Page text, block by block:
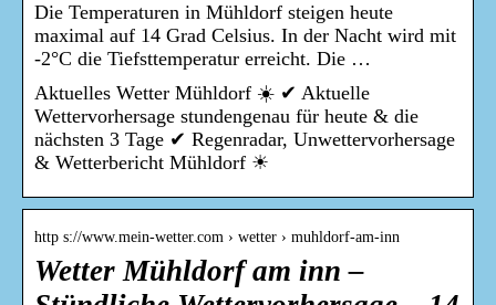
Die Temperaturen in Mühldorf steigen heute
maximal auf 14 Grad Celsius. In der Nacht wird mit
-2°C die Tiefsttemperatur erreicht. Die …
Aktuelles Wetter Mühldorf ☀️ ✔ Aktuelle
Wettervorhersage stundengenau für heute & die
nächsten 3 Tage ✔ Regenradar, Unwettervorhersage
& Wetterbericht Mühldorf ☀
http s://www.mein-wetter.com › wetter › muhldorf-am-inn
Wetter Mühldorf am inn –